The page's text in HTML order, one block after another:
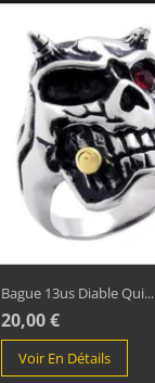
Bague 13us Diable Qui...
20,00 €
Voir En Détails